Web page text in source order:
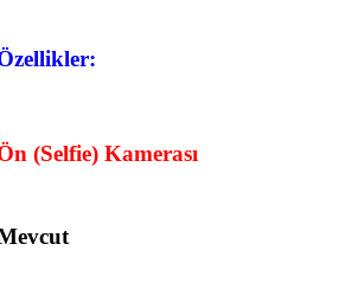
(Selfie) Kamerası